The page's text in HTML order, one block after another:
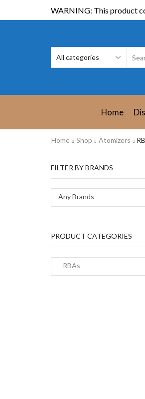
WARNING: This product
Home
Home Shop Atomizers
FILTER BY BRANDS
Any Brands
PRODUCT CATEGORIES
RBAs